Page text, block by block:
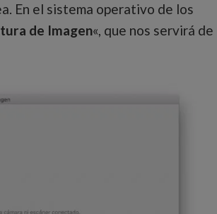
En el sistema operativo de los
de Imagen«, que nos servirá de